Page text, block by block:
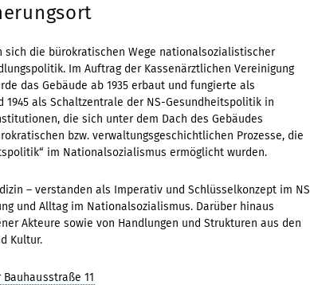
sich die bürokratischen Wege nationalsozialistischer
Im Auftrag der Kassenärztlichen Vereinigung
das Gebäude ab 1935 erbaut und fungierte als
1945 als Schaltzentrale der NS-Gesundheitspolitik in
die sich unter dem Dach des Gebäudes
bzw. verwaltungsgeschichtlichen Prozesse, die
im Nationalsozialismus ermöglicht wurden.
– verstanden als Imperativ und Schlüsselkonzept im NS
und Alltag im Nationalsozialismus. Darüber hinaus
Akteure sowie von Handlungen und Strukturen aus den
Kultur.
11